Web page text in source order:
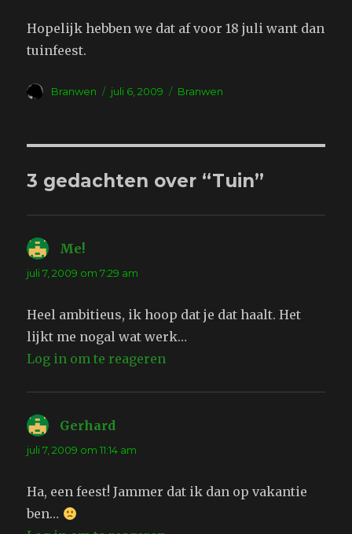
Hopelijk hebben we dat af voor 18 juli want dan
tuinfeest.
Auteur
Branwen
Geplaatst
juli 6, 2009 Tags
Branwen
3 gedachten over “Tuin”
Me!
juli 7, 2009 om 7:29 am
Heel ambitieus, ik hoop dat je dat haalt. Het
lijkt me nogal wat werk…
Log in om te reageren
Gerhard
juli 7, 2009 om 11:14 am
Ha, een feest! Jammer dat ik dan op vakantie
ben…